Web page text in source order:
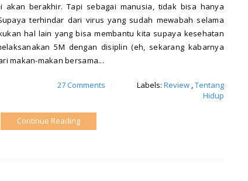
akan berakhir. Tapi sebagai manusia, tidak bisa hanya
terhindar dari virus yang sudah mewabah selama
hal lain yang bisa membantu kita supaya kesehatan
5M dengan disiplin (eh, sekarang kabarnya
makan-makan bersama...
Labels: Review Tentang
Hidup
27 Comments
Continue Reading